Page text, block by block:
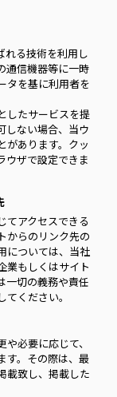
る技術を利用し
通信機器等に一時
タを基に利用者を
したサービスを提
しない場合、当ウ
があります。クッ
ウザで設定できま
てアクセスできる
からのリンク先の
については、当社
業もしくはサイト
一切の義務や責任
ください。
必要に応じて、
す。その際は、最
載致し、掲載した